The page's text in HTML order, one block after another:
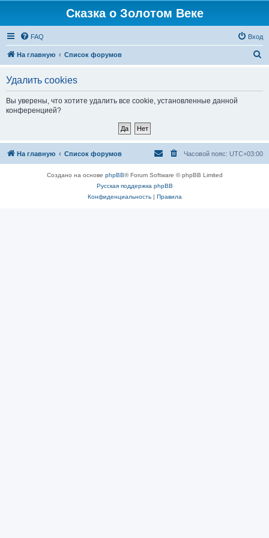
Сказка о Золотом Веке
FAQ Вход
На главную Список форумов
Удалить cookies
Вы уверены, что хотите удалить все cookie, установленные данной
конференцией?
На главную Список форумов Часовой пояс: UTC+03:00
Создано на основе phpBB® Forum Software © phpBB Limited
Русская поддержка phpBB
Конфиденциальность| Правила